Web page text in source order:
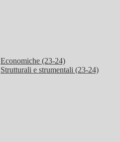
Economiche (23-24)
Strutturali e strumentali (23-24)